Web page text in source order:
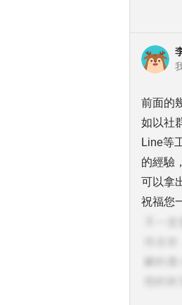
前面的
如以社
Line等
的經驗
可以拿
祝福您